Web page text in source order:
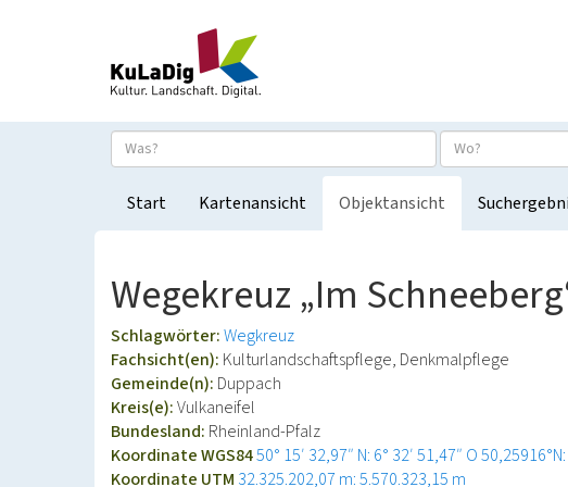
Start Kartenansicht Objektansicht
Wegekreuz „Im
Schlagwörter:Wegkreuz
Fachsicht(en): Kulturlandschaftspflege, Denkmalpflege
Gemeinde(n): Duppach
Kreis(e):Vulkaneifel
Bundesland: Rheinland-Pfalz
Koordinate WGS8450° 15′ 32,97″ N: 6° 32′ 51,47″ O
Koordinate UTM 32.325.202,07 m: 5.570.323,15 m